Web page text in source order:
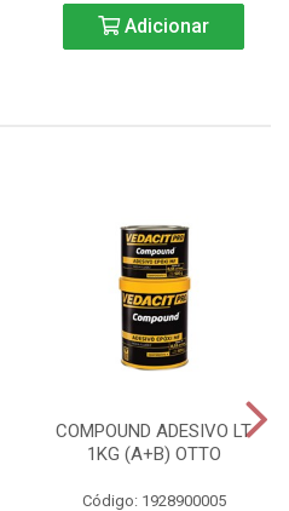
Adicionar
COMPOUND ADESIVO LT
1KG (A+B) OTTO
Código: 1928900005